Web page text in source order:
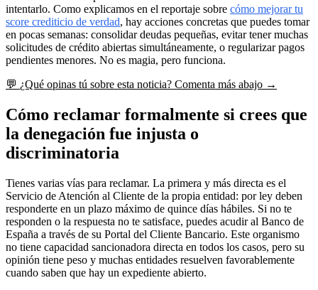
intentarlo. Como explicamos en el reportaje sobre cómo mejorar tu
score crediticio de verdad, hay acciones concretas que puedes tomar
en pocas semanas: consolidar deudas pequeñas, evitar tener muchas
solicitudes de crédito abiertas simultáneamente, o regularizar pagos
pendientes menores. No es magia, pero funciona.
💬 ¿Qué opinas tú sobre esta noticia? Comenta más abajo →
Cómo reclamar formalmente si crees que
la denegación fue injusta o
discriminatoria
Tienes varias vías para reclamar. La primera y más directa es el
Servicio de Atención al Cliente de la propia entidad: por ley deben
responderte en un plazo máximo de quince días hábiles. Si no te
responden o la respuesta no te satisface, puedes acudir al Banco de
España a través de su Portal del Cliente Bancario. Este organismo
no tiene capacidad sancionadora directa en todos los casos, pero su
opinión tiene peso y muchas entidades resuelven favorablemente
cuando saben que hay un expediente abierto.